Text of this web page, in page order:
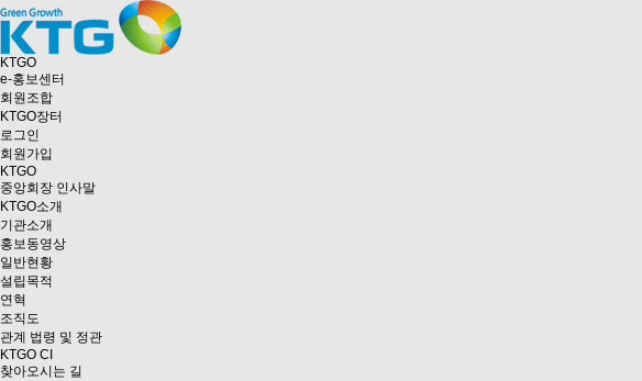
KTGO
e-홍보센터
회원조합
KTGO장터
로그인
회원가입
KTGO
중앙회장 인사말
KTGO소개
기관소개
홍보동영상
일반현황
설립목적
연혁
조직도
관계 법령 및 정관
KTGO CI
찾아오시는 길